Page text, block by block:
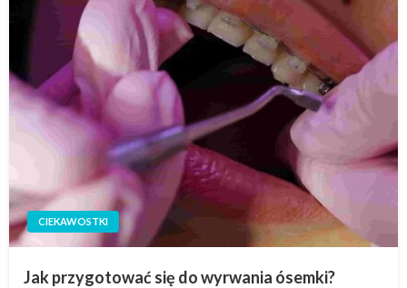
CIEKAWOSTKI
Jak przygotować się do wyrwania ósemki?